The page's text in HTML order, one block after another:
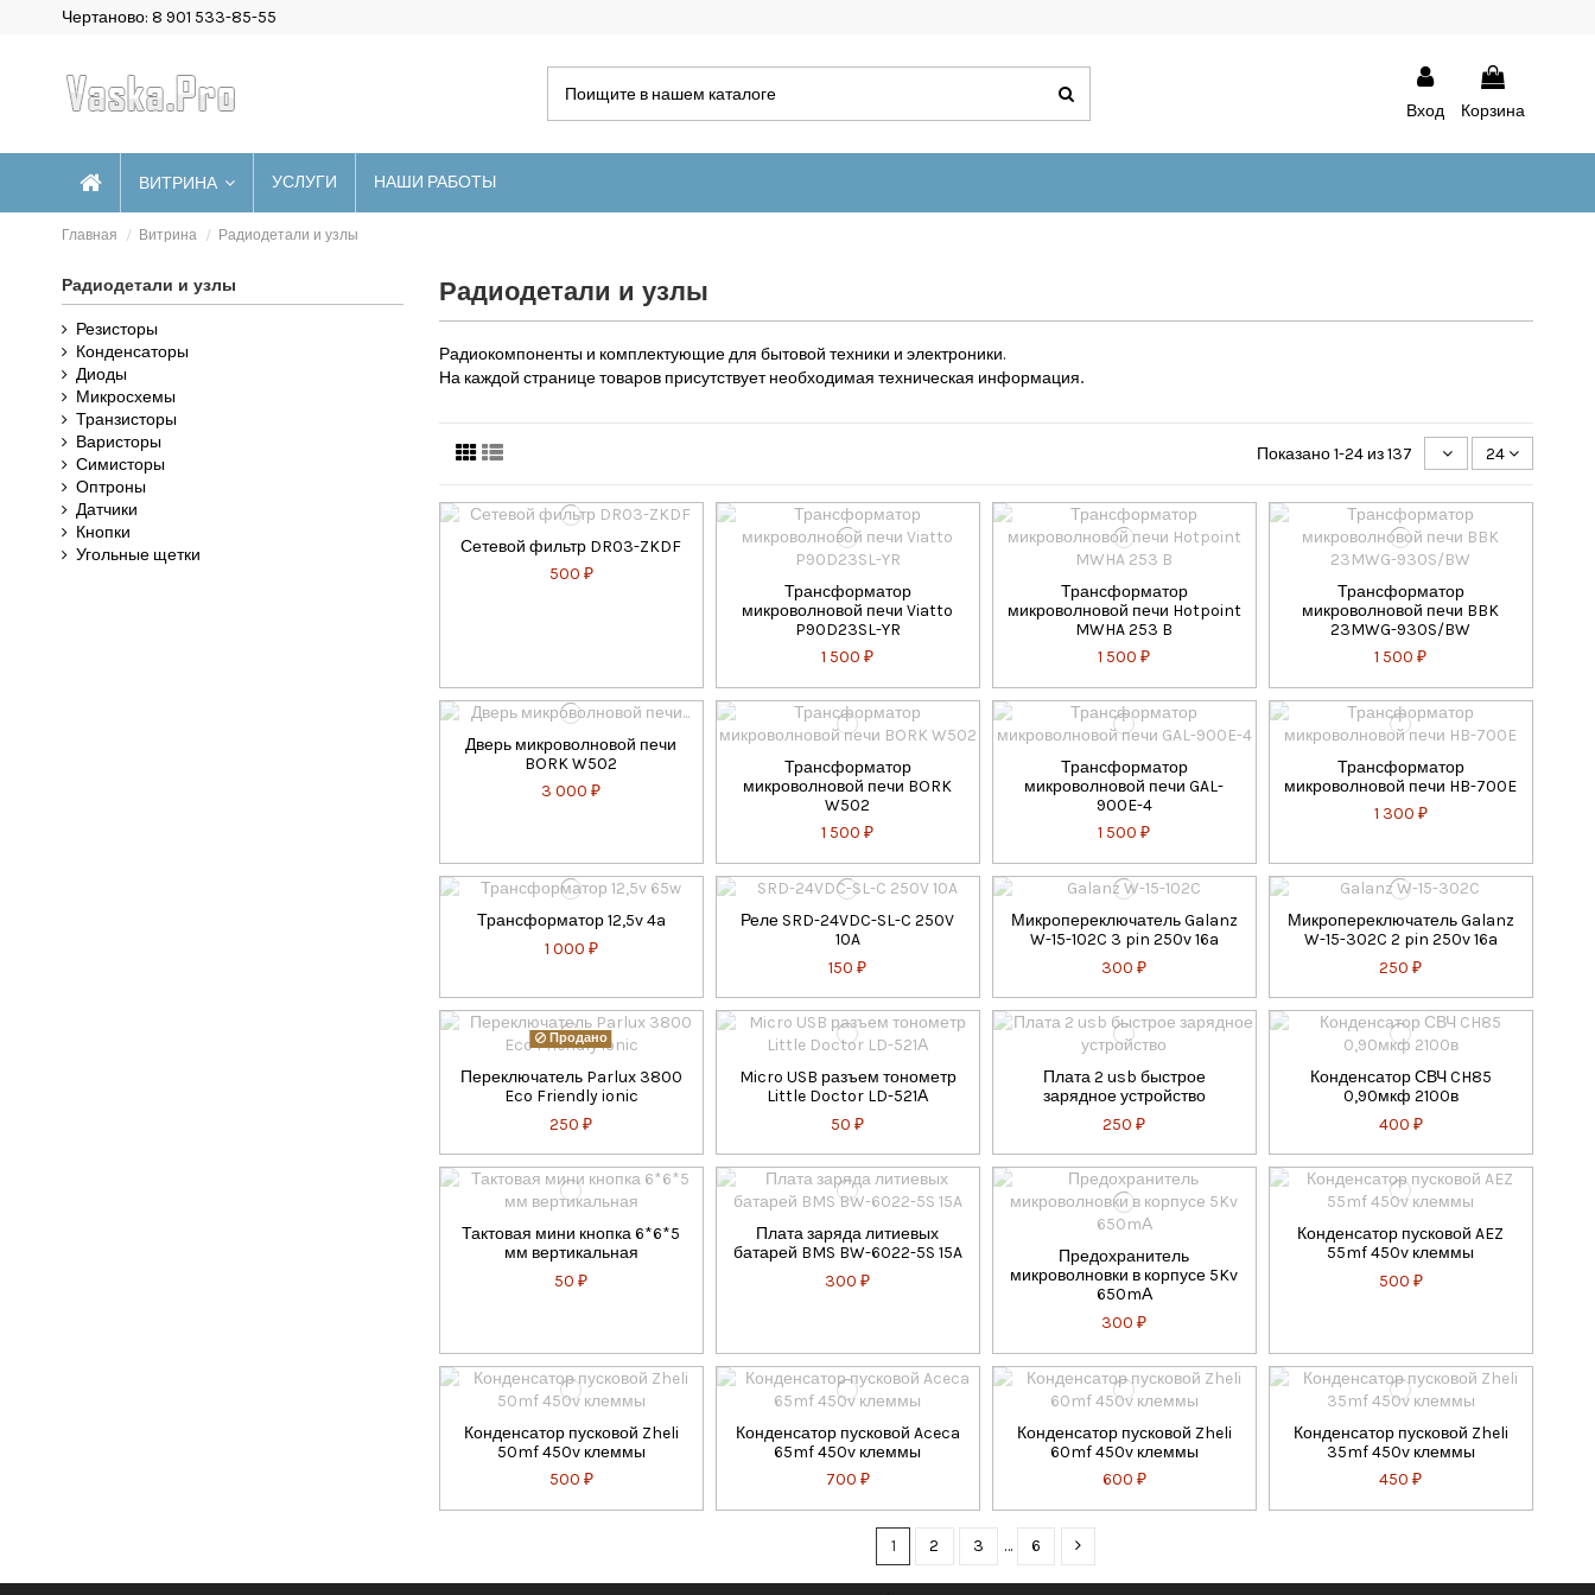
Чертаново: 8 901 533-85-55
Вход Корзина
ВИТРИНА УСЛУГИ НАШИ РАБОТЫ
Главная Витрина Радиодетали и узлы
Радиодетали и узлы
Радиокомпоненты и комплектующие для бытовой техники и электроники.
На каждой странице товаров присутствует необходимая техническая информация.
Показано 1-24 из 137 24
Сетевой фильтр DR03-ZKDF
500 ₽
Трансформатор
микроволновой печи Viatto
P90D23SL-YR
1 500 ₽
Трансформатор
микроволновой печи Hotpoint
MWHA 253 B
1 500 ₽
Трансформатор
микроволновой печи BBK
23MWG-930S/BW
1 500 ₽
Дверь микроволновой печи
BORK W502
3 000 ₽
Трансформатор
микроволновой печи BORK
W502
1 500 ₽
Трансформатор
микроволновой печи GAL-
900E-4
1 500 ₽
Трансформатор
микроволновой печи HB-700E
1 300 ₽
Трансформатор 12,5v 4a
1 000 ₽
Реле SRD-24VDC-SL-C 250V
10A
150 ₽
Микропереключатель Galanz
W-15-102C 3 pin 250v 16a
300 ₽
Микропереключатель Galanz
W-15-302C 2 pin 250v 16a
250 ₽
Продано
Переключатель Parlux 3800
Eco Friendly ionic
250 ₽
Micro USB разъем тонометр
Little Doctor LD-521А
50 ₽
Плата 2 usb быстрое
зарядное устройство
250 ₽
Конденсатор СВЧ CH85
0,90мкф 2100в
400 ₽
Тактовая мини кнопка 6*6*5
мм вертикальная
50 ₽
Плата заряда литиевых
батарей BMS BW-6022-5S 15A
300 ₽
Предохранитель
микроволновки в корпусе 5Kv
650mА
300 ₽
Конденсатор пусковой AEZ
55mf 450v клеммы
500 ₽
Конденсатор пусковой Zheli
50mf 450v клеммы
500 ₽
Конденсатор пусковой Aceca
65mf 450v клеммы
700 ₽
Конденсатор пусковой Zheli
60mf 450v клеммы
600 ₽
Конденсатор пусковой Zheli
35mf 450v клеммы
450 ₽
1 2 3 … 6
Радиодетали и узлы
Резисторы
Конденсаторы
Диоды
Микросхемы
Транзисторы
Варисторы
Симисторы
Оптроны
Датчики
Кнопки
Угольные щетки